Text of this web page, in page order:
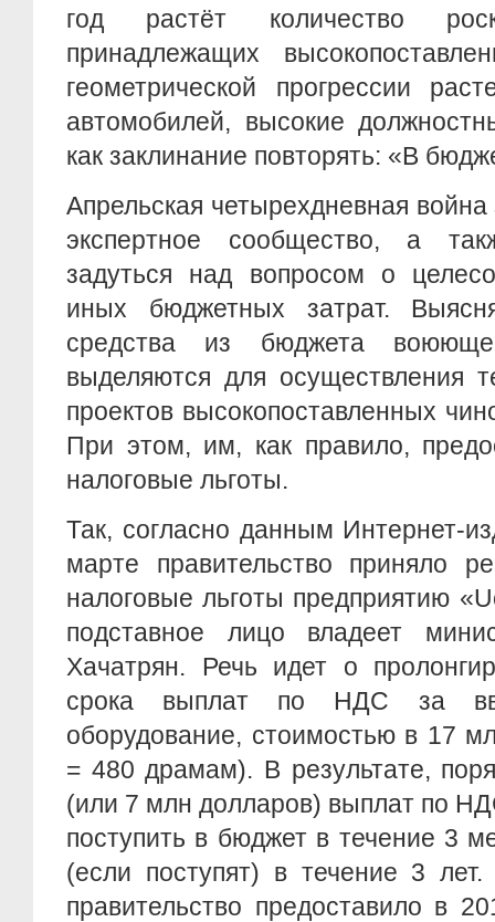
год растёт количество
принадлежащих
геометрической прогрессии
автомобилей, высокие
как заклинание повторять: «В
Апрельская четырехдневная
экспертное сообщество, а
задуться над вопросом о
иных бюджетных затрат.
средства из бюджета
выделяются для осуществления
проектов высокопоставленных
При этом, им, как правило,
налоговые льготы.
Так, согласно данным Интернет-
марте правительство приняло
налоговые льготы предприятию
подставное лицо владеет
Хачатрян. Речь идет о
срока выплат по НДС за
оборудование, стоимостью в 17
= 480 драмам). В результате,
(или 7 млн долларов) выплат по
поступить в бюджет в течение 3
(если поступят) в течение 3
правительство предоставило в